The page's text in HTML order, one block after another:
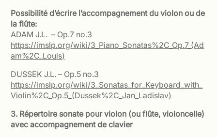
Possibilité d’écrire l’accompagnement du violon ou de
la flûte:
ADAM J.L. – Op.7 no.3
https://imslp.org/wiki/3_Piano_Sonatas%2C_Op.7_(Ad
am%2C_Louis)
DUSSEK J.L. – Op.5 no.3
https://imslp.org/wiki/3_Sonatas_for_Keyboard_with_
Violin%2C_Op.5_(Dussek%2C_Jan_Ladislav)
3. Répertoire sonate pour violon (ou flûte, violoncelle)
avec accompagnement de clavier